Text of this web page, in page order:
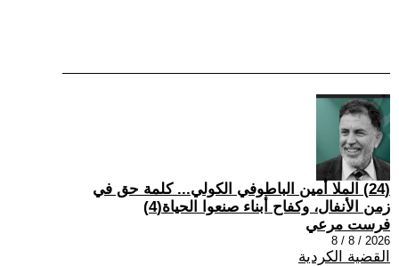
(24) الملا أمين الباطوفي الكولي... كلمة حق في
زمن الأنفال، وكفاح أبناء صنعوا الحياة(4)
فرست مرعي
2026 / 8 / 8
القضية الكردية